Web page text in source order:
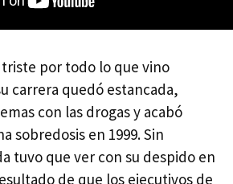
por todo lo que vino
carrera quedó estancada,
con las drogas y acabó
sobredosis en 1999. Sin
tuvo que ver con su despido en
de que los ejecutivos de